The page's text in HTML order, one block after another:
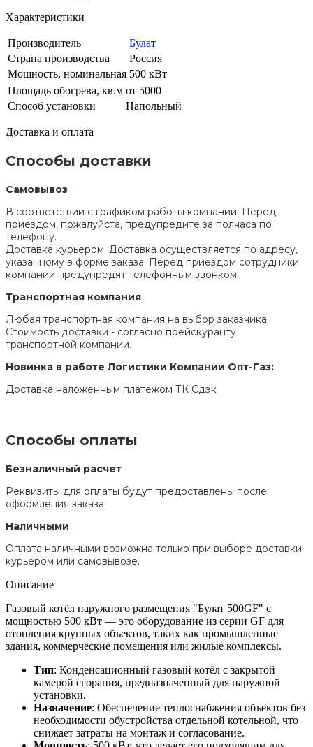
Характеристики
Производитель
Булат
Страна производства
Россия
Мощность, номинальная 500 кВт
Площадь обогрева, кв.м от 5000
Способ установки
Напольный
Доставка и оплата
Способы доставки
Самовывоз
В соответствии с графиком работы компании. Перед
приездом, пожалуйста, предупредите за полчаса по
телефону.
Доставка курьером. Доставка осуществляется по адресу,
указанному в форме заказа. Перед приездом сотрудники
компании предупредят телефонным звонком.
Транспортная компания
Любая транспортная компания на выбор заказчика.
Стоимость доставки - согласно прейскуранту
транспортной компании.
Новинка в работе Логистики Компании Опт-Газ:
Доставка наложенным платежом ТК Сдэк
Способы оплаты
Безналичный расчет
Реквизиты для оплаты будут предоставлены после
оформления заказа.
Наличными
Оплата наличными возможна только при выборе доставки
курьером или самовывозе.
Описание
Газовый котёл наружного размещения "Булат 500GF" с
мощностью 500 кВт — это оборудование из серии GF для
отопления крупных объектов, таких как промышленные
здания, коммерческие помещения или жилые комплексы.
Тип: Конденсационный газовый котёл с закрытой
камерой сгорания, предназначенный для наружной
установки.
Назначение: Обеспечение теплоснабжения объектов без
необходимости обустройства отдельной котельной, что
снижает затраты на монтаж и согласование.